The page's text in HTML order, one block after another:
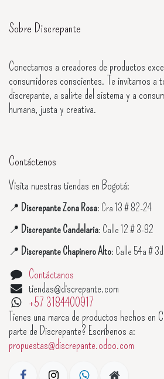
Sobre Discrepante
Conectamos a creadores de productos
consumidores conscientes. Te invitamos a
discrepante, a salirte del sistema y a
humana, justa y creativa.
Contáctenos
Visita nuestras tiendas en Bogotá:
📍 Discrepante Zona Rosa: Cra 13 # 82-24
📍 Discrepante Candelaria: Calle 12 # 3-92
📍 Discrepante Chapinero Alto: Calle 54a #
Contáctanos
tiendas@discrepante.com
+57 3184400917
Tienes una marca de productos hechos en
parte de Discrepante? Escríbenos a:
propuestas@discrepante.odoo.com